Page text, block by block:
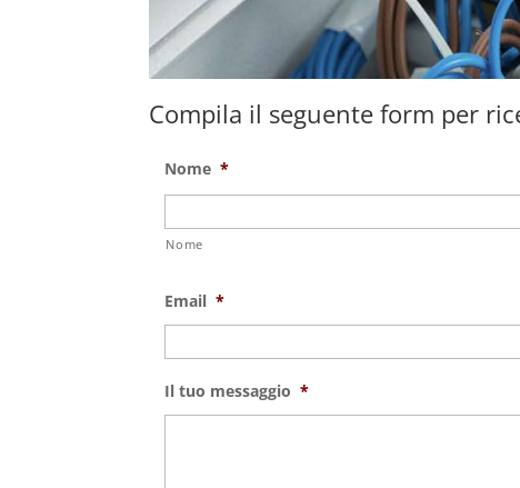
Compila il seguente form per
Nome *
Nome
Email *
Il tuo messaggio *